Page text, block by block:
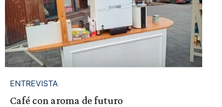
ENTREVISTA
Café con aroma de futuro